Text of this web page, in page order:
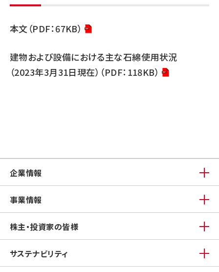
本文（PDF：67KB）
建物および設備における主な石綿使用状況
（2023年3月31日現在）（PDF：118KB）
企業情報
事業情報
株主・投資家の皆様
サステナビリティ